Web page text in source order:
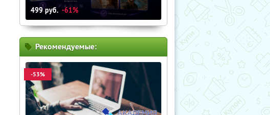
499руб. -61%
Рекомендуемые:
-53%